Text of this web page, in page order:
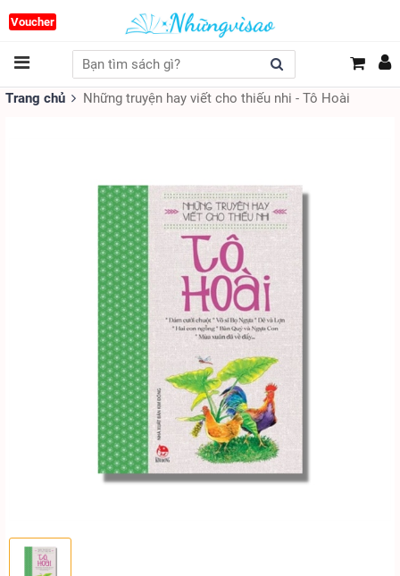
Voucher
Trang chủ Những truyện hay viết cho thiếu nhi - Tô Hoài